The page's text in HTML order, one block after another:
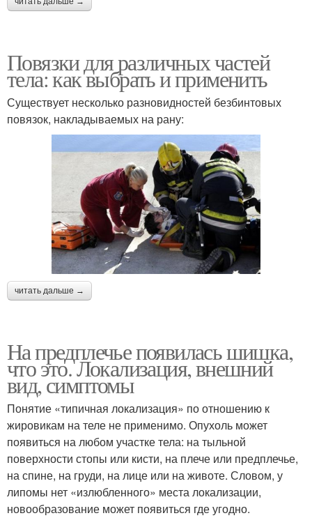
Повязки для различных частей
тела: как выбрать и применить
Существует несколько разновидностей безбинтовых
повязок, накладываемых на рану:
читать дальше →
На предплечье появилась шишка,
что это. Локализация, внешний
вид, симптомы
Понятие «типичная локализация» по отношению к
жировикам на теле не применимо. Опухоль может
появиться на любом участке тела: на тыльной
поверхности стопы или кисти, на плече или предплечье,
на спине, на груди, на лице или на животе. Словом, у
липомы нет «излюбленного» места локализации,
новообразование может появиться где угодно.